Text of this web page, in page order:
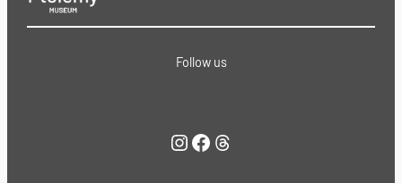
Follow us
Instagram Facebook Threads